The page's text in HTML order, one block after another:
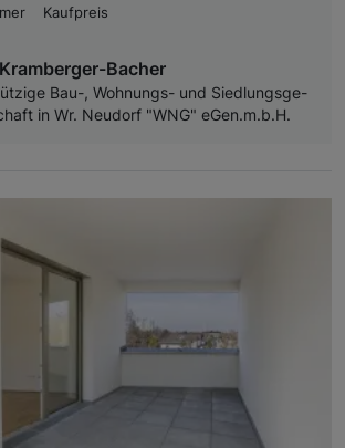
Kaufpreis
Bacher
Bau-, Woh­nungs- und Sied­lungs­ge­
in Wr. Neu­dorf "WNG" eGen.m.b.H.